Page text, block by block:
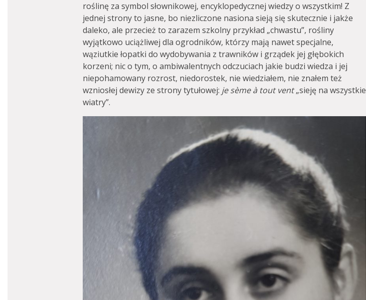
roślinę za symbol słownikowej, encyklopedycznej wiedzy o wszystkim! Z
jednej strony to jasne, bo niezliczone nasiona sieją się skutecznie i jakże
daleko, ale przecież to zarazem szkolny przykład „chwastu”, rośliny
wyjątkowo uciążliwej dla ogrodników, którzy mają nawet specjalne,
wąziutkie łopatki do wydobywania z trawników i grządek jej głębokich
korzeni; nic o tym, o ambiwalentnych odczuciach jakie budzi wiedza i jej
niepohamowany rozrost, niedorostek, nie wiedziałem, nie znałem też
wzniosłej dewizy ze strony tytułowej: je sème à tout vent„sieję na wszystkie
wiatry”.